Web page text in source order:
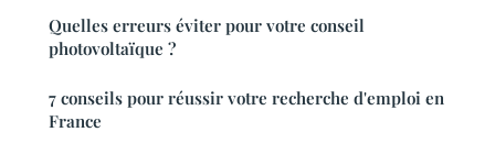
Quelles erreurs éviter pour votre conseil
photovoltaïque ?
7 conseils pour réussir votre recherche d'emploi en
France